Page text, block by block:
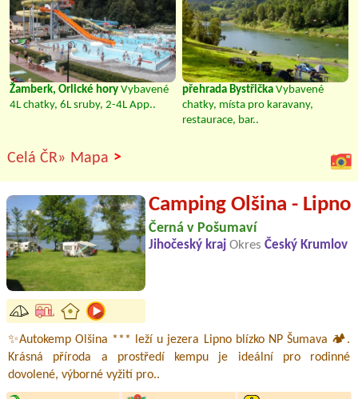
Žamberk, Orlické hory Vybavené
4L chatky, 6L sruby, 2-4L App..
přehrada Bystřička Vybavené
chatky, místa pro karavany,
restaurace, bar..
Celá ČR» Mapa >
Camping Olšina - Lipno
Černá v Pošumaví
Jihočeský kraj Okres Český Krumlov
✨Autokemp Olšina *** leží u jezera Lipno blízko NP Šumava 🏕️.
Krásná příroda a prostředí kempu je ideální pro rodinné
dovolené, výborné vyžití pro..